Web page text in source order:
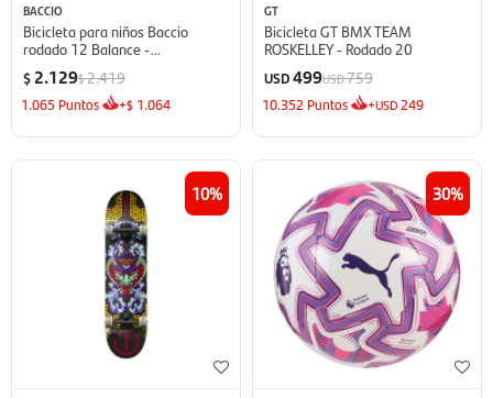
BACCIO
Bicicleta para niños Baccio
rodado 12 Balance -
$ 2.129$2.419
1.065 Puntos +$ 1.064
GT
Bicicleta GT BMX TEAM
ROSKELLEY - Rodado 20
USD499USD759
10.352 Puntos +USD 249
10 30